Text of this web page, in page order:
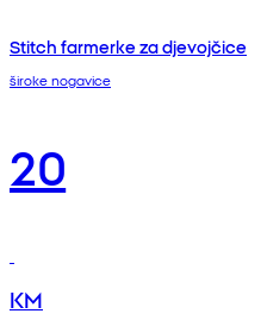
Stitch farmerke za djevojčice
široke nogavice
20
KM